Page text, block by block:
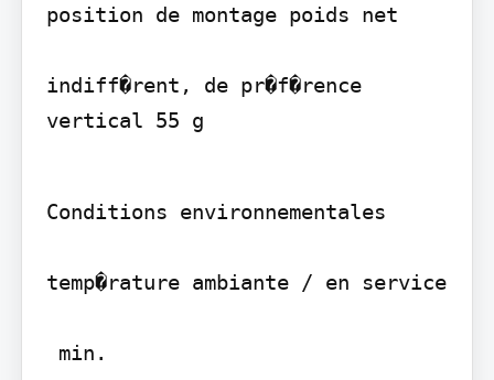
position de montage poids net
indiff�rent, de pr�f�rence
vertical 55 g
Conditions environnementales
temp�rature ambiante / en service